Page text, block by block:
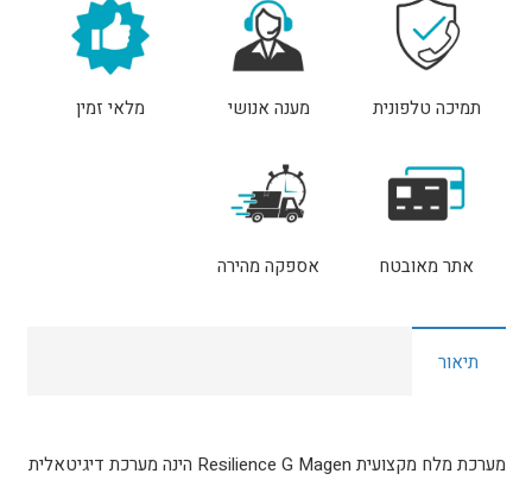
Resilience
תמיכה טלפונית מענה אנושי מלאי זמין
אתר מאובטח אספקה מהירה
תיאור
מערכת מלח מקצועית Resilience G Magen הינה מערכת דיגיטאלית